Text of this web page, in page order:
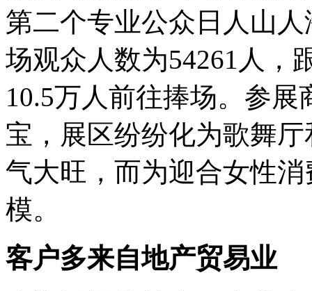
第二个专业公众日人山
场观众人数为54261人，
10.5万人前往捧场。参
宝，展区纷纷化为歌舞
气大旺，而为迎合女性
模。
客户多来自地产贸易业